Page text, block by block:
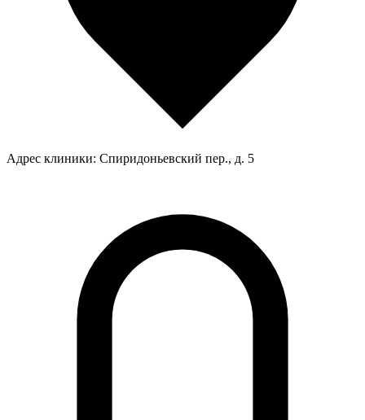
Адрес клиники: Спиридоньевский пер., д. 5